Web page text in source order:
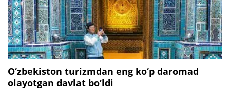
O‘zbekiston turizmdan eng ko‘p daromad
olayotgan davlat bo‘ldi